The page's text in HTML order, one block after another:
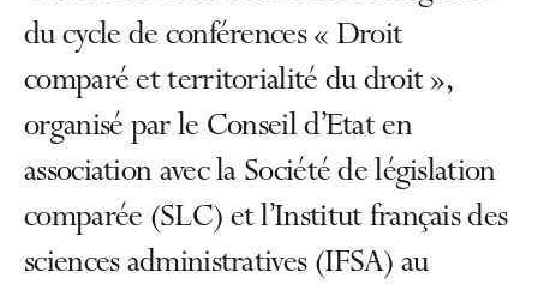
du cycle de conférences « Droit
comparé et territorialité du droit »,
organisé par le Conseil d’Etat en
association avec la Société de législation
comparée (SLC) et l’Institut français des
sciences administratives (IFSA) au